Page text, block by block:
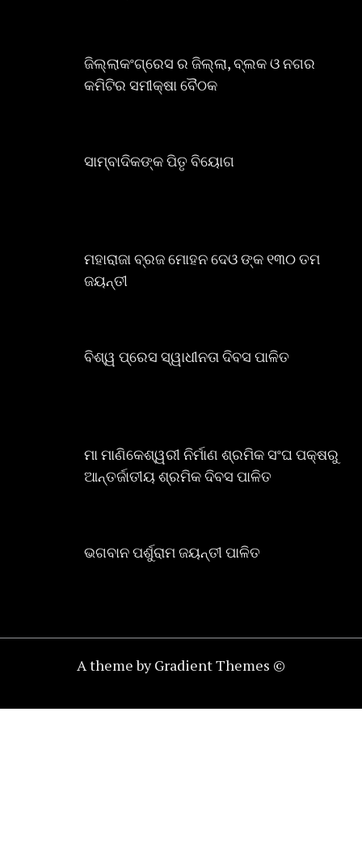
ଜିଲ୍ଲାକଂଗ୍ରେସ ର ଜିଲ୍ଲା, ବ୍ଲକ ଓ ନଗର
କମିଟିର ସମୀକ୍ଷା ବୈଠକ
ସାମ୍ବାଦିକଙ୍କ ପିତୃ ବିୟୋଗ
ମହାରାଜା ବ୍ରଜ ମୋହନ ଦେଓ ଙ୍କ ୧୩୦ ତମ
ଜୟନ୍ତୀ
ବିଶ୍ୱ ପ୍ରେସ ସ୍ୱାଧୀନତା ଦିବସ ପାଳିତ
ମା ମାଣିକେଶ୍ୱରୀ ନିର୍ମାଣ ଶ୍ରମିକ ସଂଘ ପକ୍ଷରୁ
ଆନ୍ତର୍ଜାତୀୟ ଶ୍ରମିକ ଦିବସ ପାଳିତ
ଭଗବାନ ପର୍ଶୁରାମ ଜୟନ୍ତୀ ପାଳିତ
A theme by Gradient Themes ©